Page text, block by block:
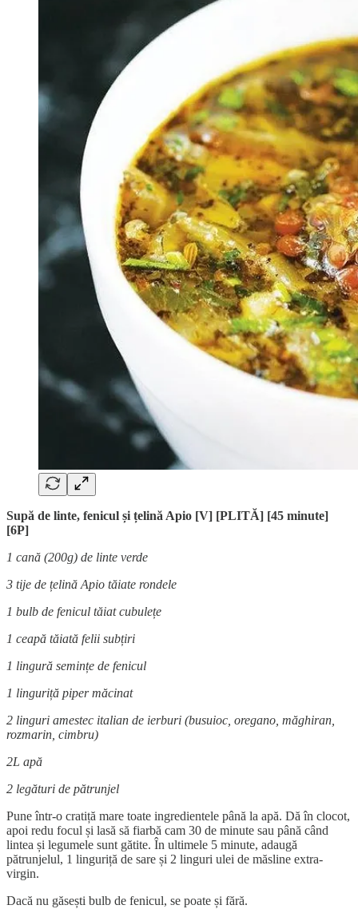
Supă de linte, fenicul și țelină Apio [V] [PLITĂ] [45 minute]
[6P]
1 cană (200g) de linte verde
3 tije de țelină Apio tăiate rondele
1 bulb de fenicul tăiat cubulețe
1 ceapă tăiată felii subțiri
1 lingură semințe de fenicul
1 linguriță piper măcinat
2 linguri amestec italian de ierburi (busuioc, oregano, măghiran,
rozmarin, cimbru)
2L apă
2 legături de pătrunjel
Pune într-o cratiță mare toate ingredientele până la apă. Dă în clocot,
apoi redu focul și lasă să fiarbă cam 30 de minute sau până când
lintea și legumele sunt gătite. În ultimele 5 minute, adaugă
pătrunjelul, 1 linguriță de sare și 2 linguri ulei de măsline extra-
virgin.
Dacă nu găsești bulb de fenicul, se poate și fără.